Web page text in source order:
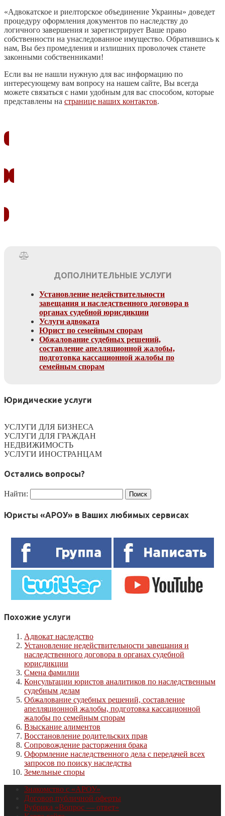
«Адвокатское и риелторское объединение Украины» доведет
процедуру оформления документов по наследству до
логичного завершения и зарегистрирует Ваше право
собственности на унаследованное имущество. Обратившись к
нам, Вы без промедления и излишних проволочек станете
законными собственниками!
Если вы не нашли нужную для вас информацию по
интересующему вам вопросу на нашем сайте, Вы всегда
можете связаться с нами удобным для вас способом, которые
представлены на странице наших контактов.
ДОПОЛНИТЕЛЬНЫЕ УСЛУГИ
Установление недействительности
завещания и наследственного договора в
органах судебной юрисдикции
Услуги адвоката
Юрист по семейным спорам
Обжалование судебных решений,
составление апелляционной жалобы,
подготовка кассационной жалобы по
семейным спорам
Юридические услуги
УСЛУГИ ДЛЯ БИЗНЕСА
УСЛУГИ ДЛЯ ГРАЖДАН
НЕДВИЖИМОСТЬ
УСЛУГИ ИНОСТРАНЦАМ
Остались вопросы?
Найти:
Юристы «АРОУ» в Ваших любимых сервисах
Похожие услуги
Адвокат наследство
Установление недействительности завещания и
наследственного договора в органах судебной
юрисдикции
Cмена фамилии
Консультации юристов аналитиков по наследственным
судебным делам
Обжалование судебных решений, составление
апелляционной жалобы, подготовка кассационной
жалобы по семейным спорам
Взыскание алиментов
Восстановление родительских прав
Сопровождение расторжения брака
Оформление наследственного дела с передачей всех
запросов по поиску наследства
Земельные споры
Знакомство с «АРОУ»
Договор публичной оферты
Рубрика «Вопрос — ответ»